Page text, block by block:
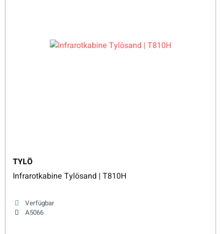
TYLÖ
Infrarotkabine Tylösand | T810H
Verfügbar
A5066